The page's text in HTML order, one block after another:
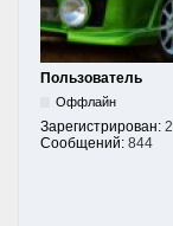
Пользователь
Оффлайн
Зарегистрирован:
Сообщений: 844